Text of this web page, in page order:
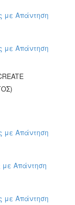
με Απάντηση
με Απάντηση
με Απάντηση
με Απάντηση
με Απάντηση